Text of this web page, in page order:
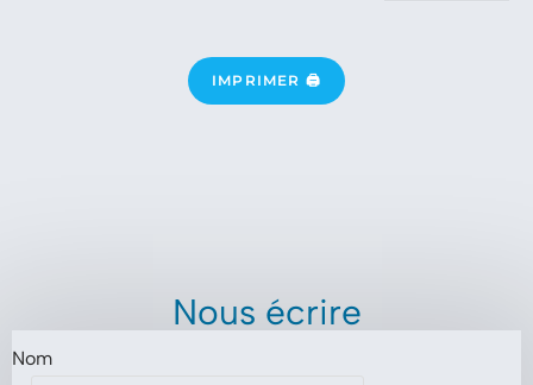
IMPRIMER 🖨
Nous écrire
Nom